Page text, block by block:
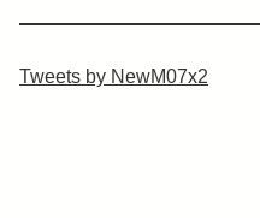
Tweets by NewM07x2